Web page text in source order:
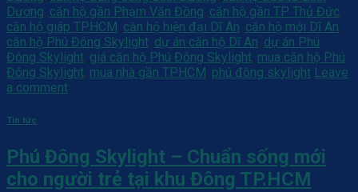
Dương, căn hộ gần Phạm Văn Đồng, căn hộ gần TP Thủ Đức,
căn hộ giáp TP.HCM, căn hộ hiện đại Dĩ An, căn hộ mới Dĩ An,
căn hộ Phú Đông Skylight, dự án căn hộ Dĩ An, dự án Phú
Đông Skylight, giá căn hộ Phú Đông Skylight, mua căn hộ Phú
Đông Skylight, mua nhà gần TP.HCM, phú đông skylight Leave
a comment
Tin tức
Phú Đông Skylight – Chuẩn sống mới
cho người trẻ tại khu Đông TP.HCM